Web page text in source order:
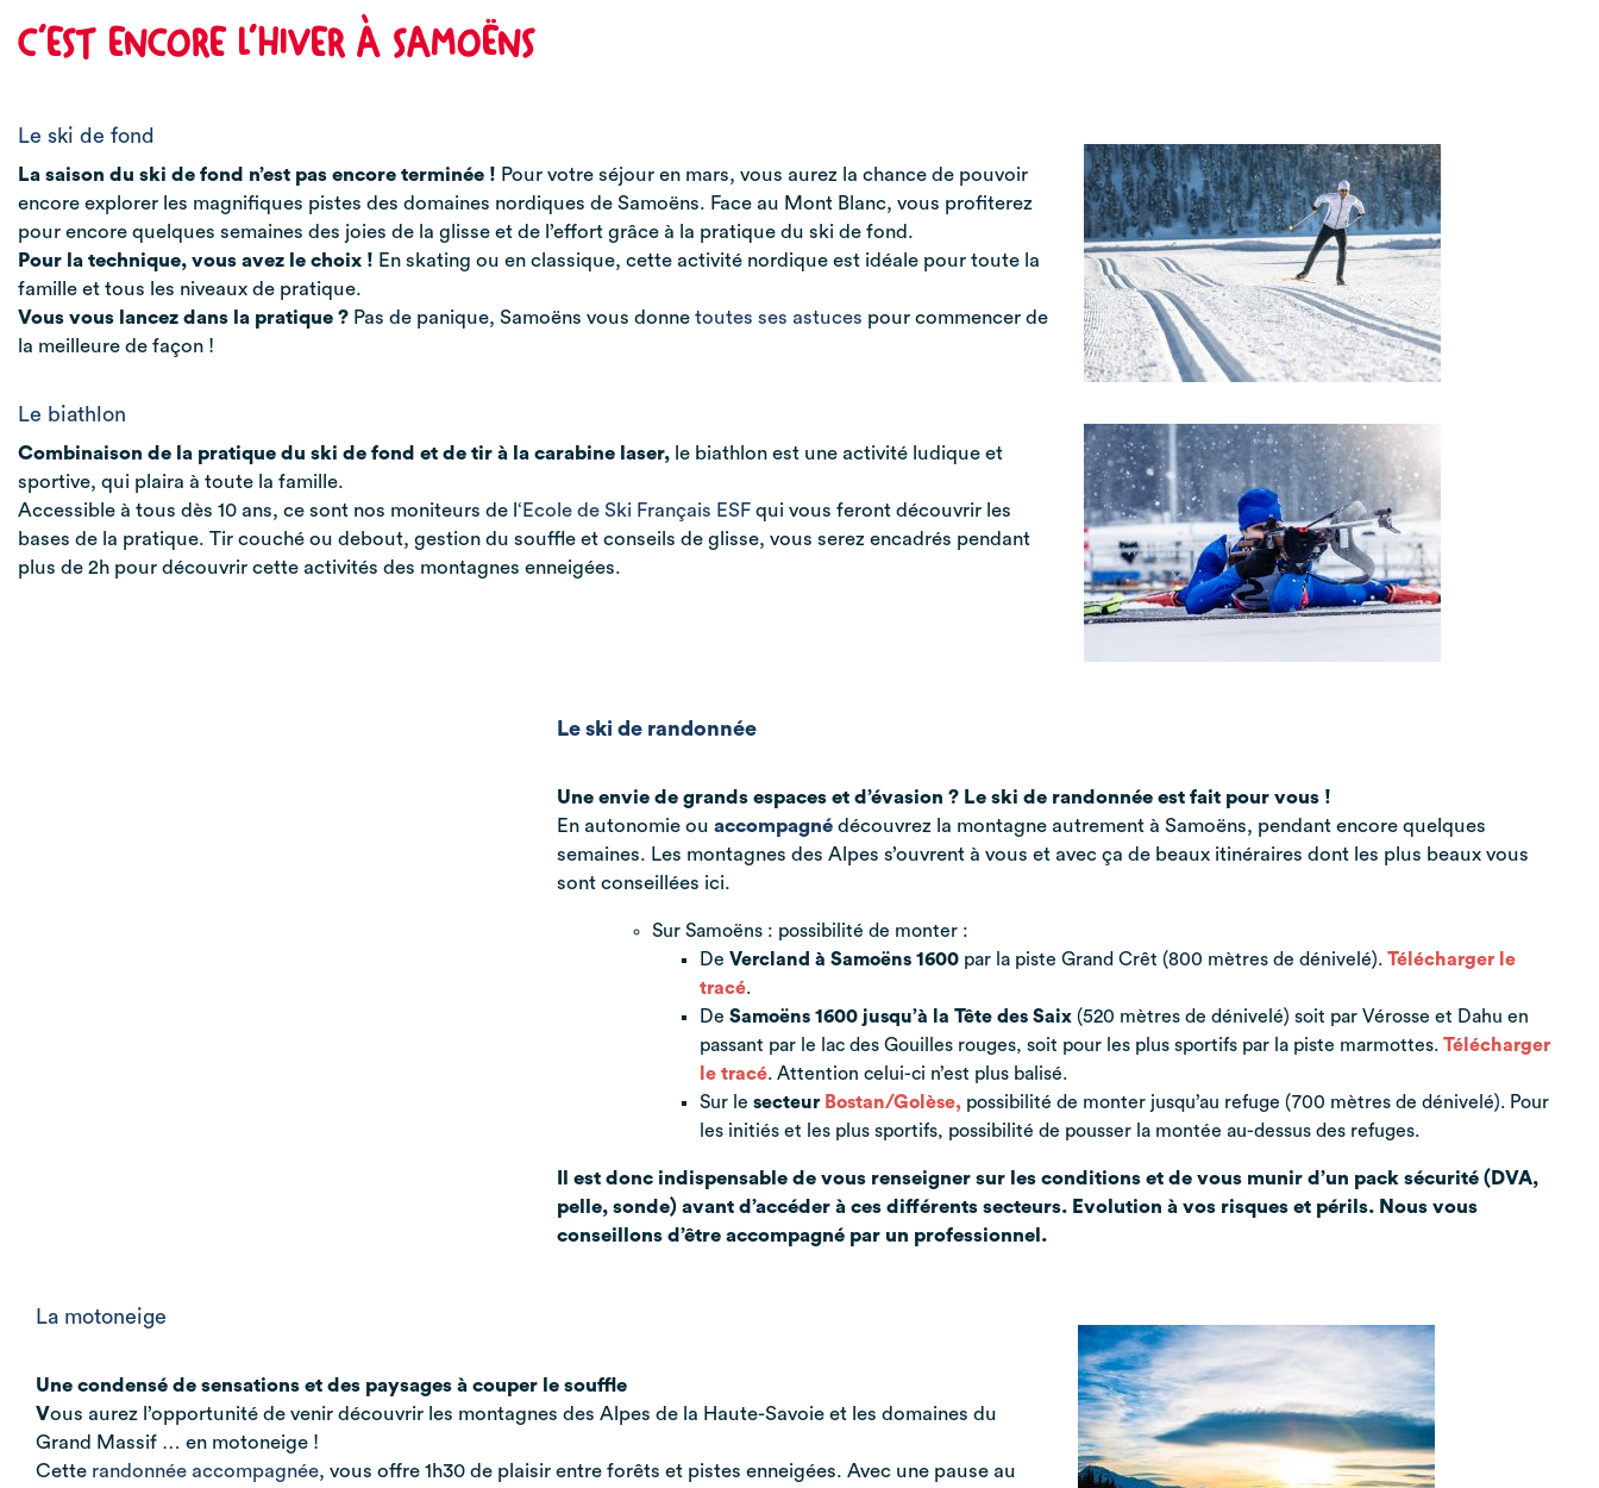
C’EST ENCORE L’HIVER À SAMOËNS
Le ski de fond
La saison du ski de fond n’est pas encore terminée ! Pour votre séjour en mars, vous aurez la chance de pouvoir
encore explorer les magnifiques pistes des domaines nordiques de Samoëns. Face au Mont Blanc, vous profiterez
pour encore quelques semaines des joies de la glisse et de l’effort grâce à la pratique du ski de fond.
Pour la technique, vous avez le choix ! En skating ou en classique, cette activité nordique est idéale pour toute la
famille et tous les niveaux de pratique.
Vous vous lancez dans la pratique ? Pas de panique, Samoëns vous donne toutes ses astuces pour commencer de
la meilleure de façon !
Le biathlon
Combinaison de la pratique du ski de fond et de tir à la carabine laser, le biathlon est une activité ludique et
sportive, qui plaira à toute la famille.
Accessible à tous dès 10 ans, ce sont nos moniteurs de l ‘Ecole de Ski Français ESF qui vous feront découvrir les
bases de la pratique. Tir couché ou debout, gestion du souffle et conseils de glisse, vous serez encadrés pendant
plus de 2h pour découvrir cette activités des montagnes enneigées.
Le ski de randonnée
Une envie de grands espaces et d’évasion ? Le ski de randonnée est fait pour vous !
En autonomie ou accompagné découvrez la montagne autrement à Samoëns, pendant encore quelques
semaines. Les montagnes des Alpes s’ouvrent à vous et avec ça de beaux itinéraires dont les plus beaux vous
sont conseillées ici.
Sur Samoëns : possibilité de monter :
De Vercland à Samoëns 1600 par la piste Grand Crêt (800 mètres de dénivelé). Télécharger le
tracé.
De Samoëns 1600 jusqu’à la Tête des Saix (520 mètres de dénivelé) soit par Vérosse et Dahu en
passant par le lac des Gouilles rouges, soit pour les plus sportifs par la piste marmottes. Télécharger
le tracé. Attention celui-ci n’est plus balisé.
Sur le secteur Bostan/Golèse, possibilité de monter jusqu’au refuge (700 mètres de dénivelé). Pour
les initiés et les plus sportifs, possibilité de pousser la montée au-dessus des refuges.
Il est donc indispensable de vous renseigner sur les conditions et de vous munir d’un pack sécurité (DVA,
pelle, sonde) avant d’accéder à ces différents secteurs. Evolution à vos risques et périls. Nous vous
conseillons d’être accompagné par un professionnel.
La motoneige
Une condensé de sensations et des paysages à couper le souffle
Vous aurez l’opportunité de venir découvrir les montagnes des Alpes de la Haute-Savoie et les domaines du
Grand Massif … en motoneige !
Cette randonnée accompagnée, vous offre 1h30 de plaisir entre forêts et pistes enneigées. Avec une pause au